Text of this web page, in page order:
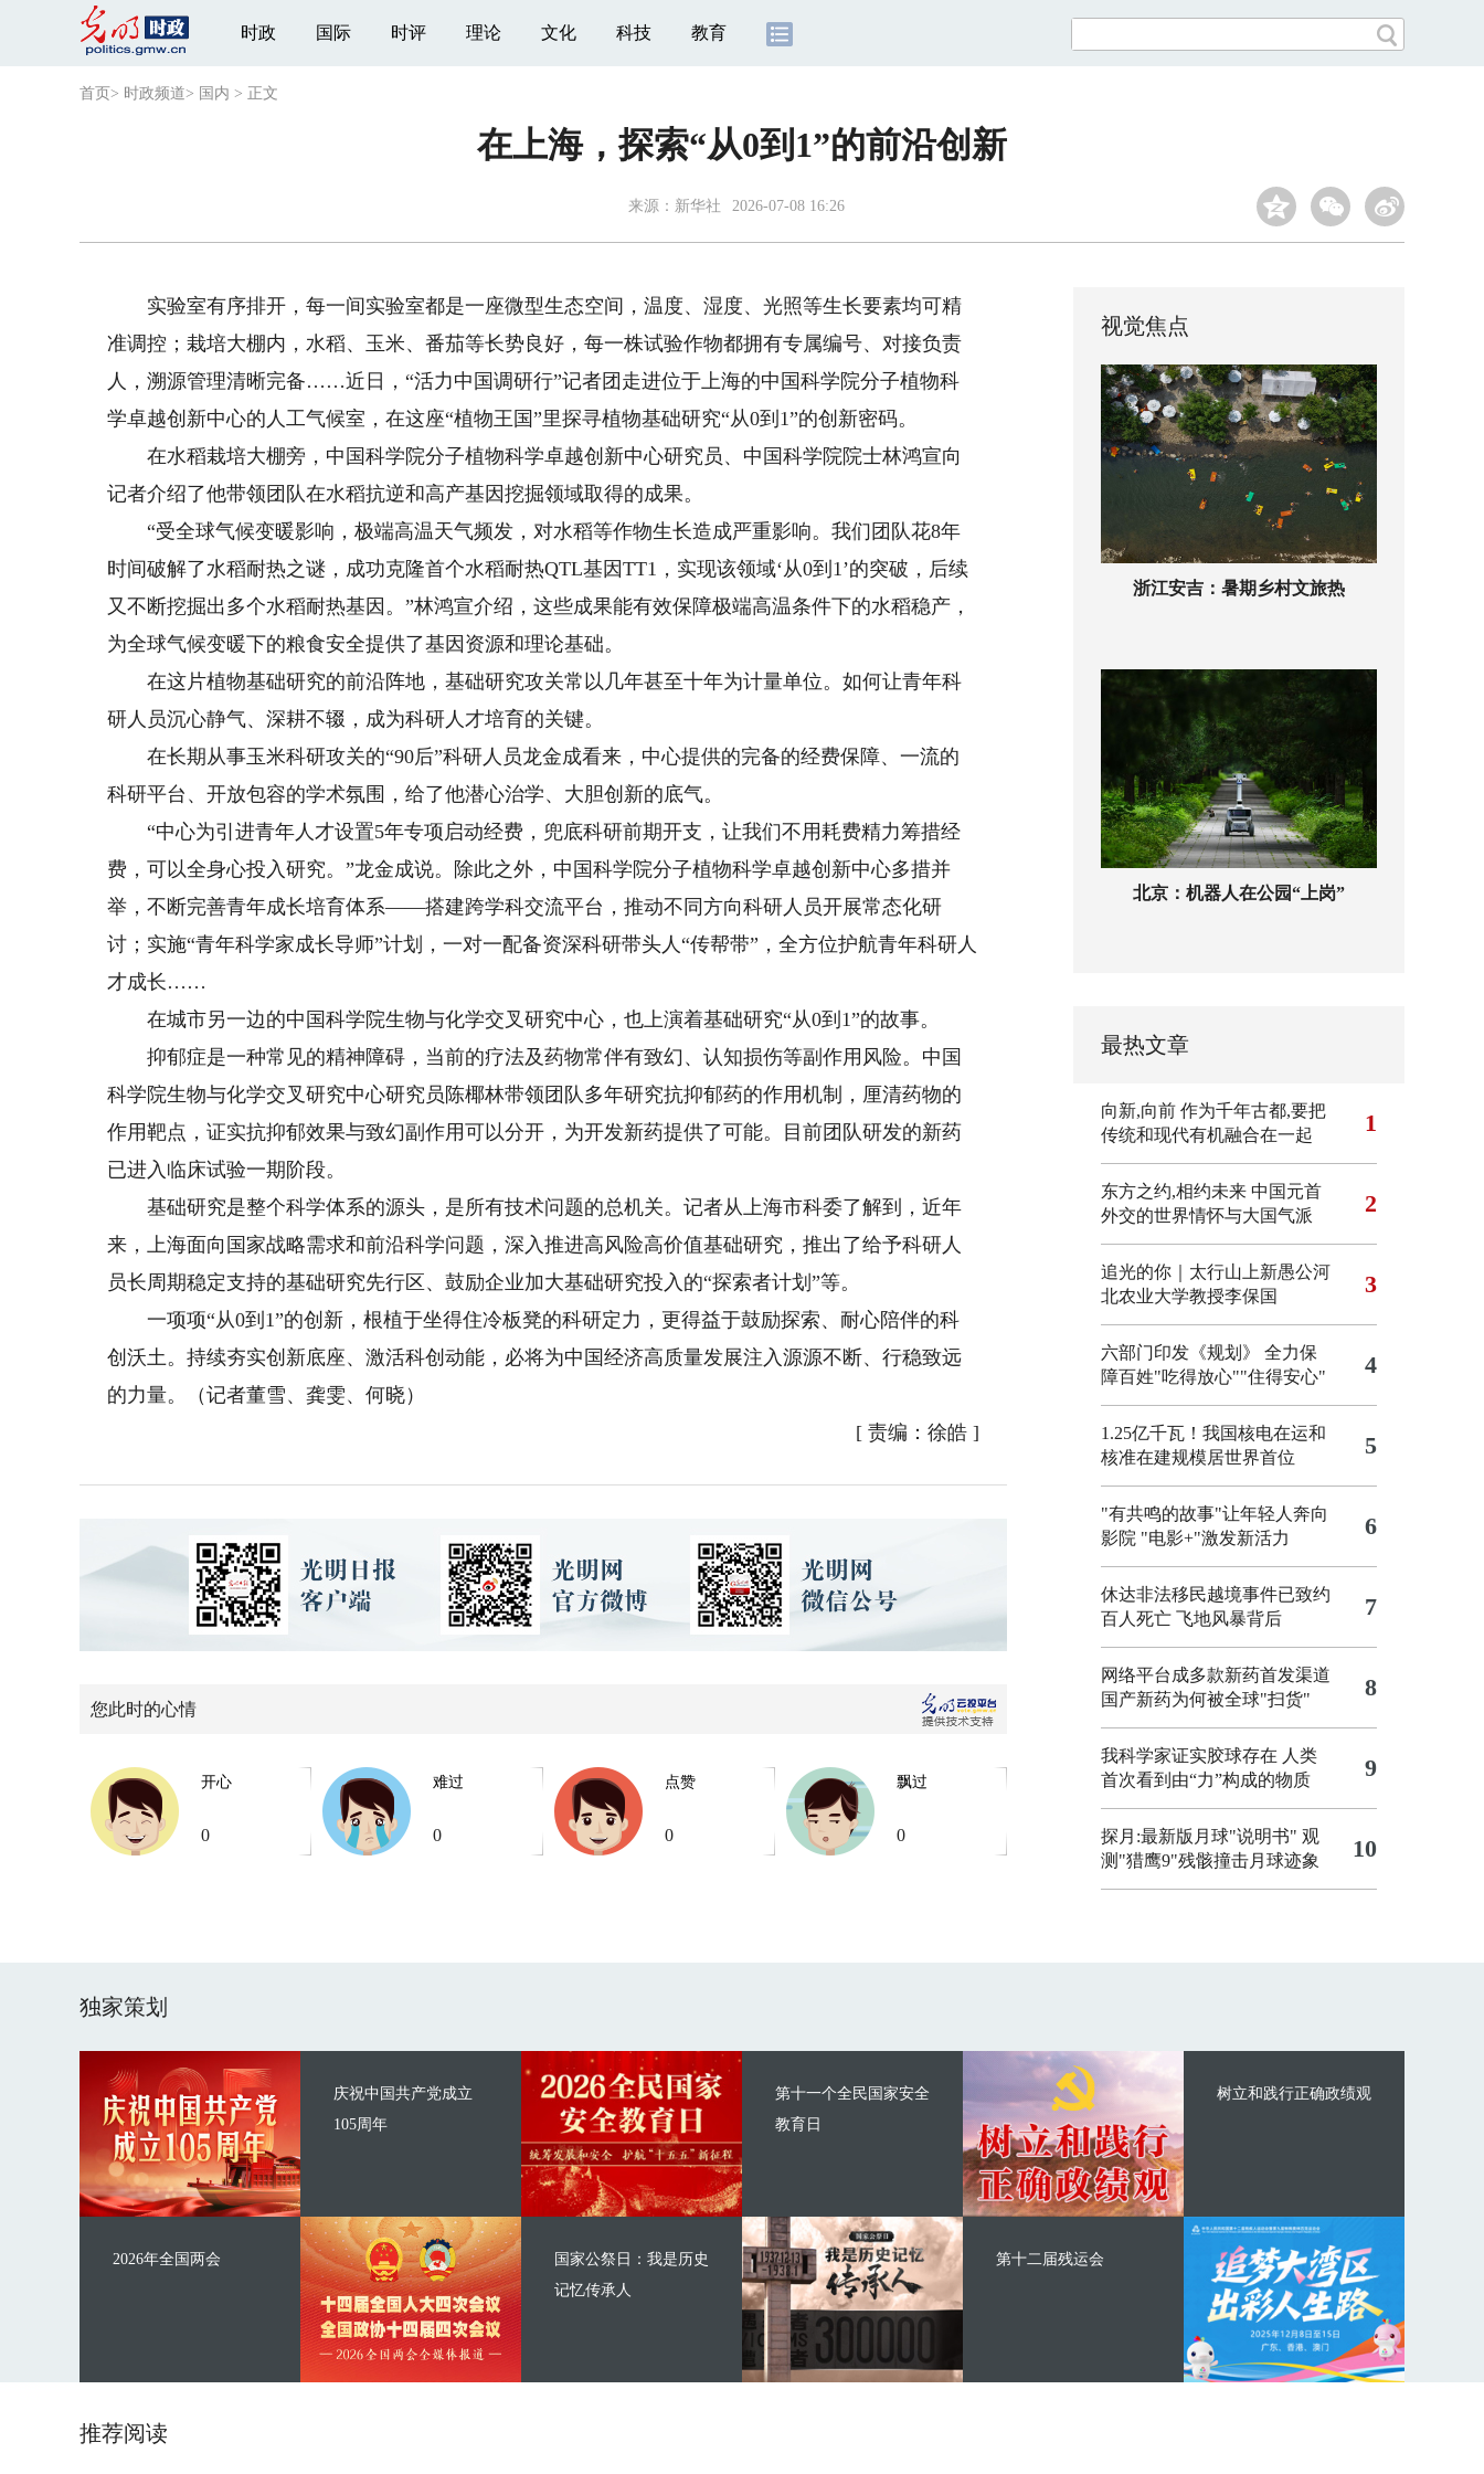
时政 国际 时评 理论 文化 科技 教育
首页 > 时政频道> 国内 > 正文
在上海，探索“从0到1”的前沿创新
来源： 新华社 2026-07-08 16:26
实验室有序排开，每一间实验室都是一座微型生态空间，温度、湿度、光照等生长要素均可精
准调控；栽培大棚内，水稻、玉米、番茄等长势良好，每一株试验作物都拥有专属编号、对接负责
人，溯源管理清晰完备……近日，“活力中国调研行”记者团走进位于上海的中国科学院分子植物科
学卓越创新中心的人工气候室，在这座“植物王国”里探寻植物基础研究“从0到1”的创新密码。
在水稻栽培大棚旁，中国科学院分子植物科学卓越创新中心研究员、中国科学院院士林鸿宣向
记者介绍了他带领团队在水稻抗逆和高产基因挖掘领域取得的成果。
“受全球气候变暖影响，极端高温天气频发，对水稻等作物生长造成严重影响。我们团队花8年
时间破解了水稻耐热之谜，成功克隆首个水稻耐热QTL基因TT1，实现该领域‘从0到1’的突破，后续
又不断挖掘出多个水稻耐热基因。”林鸿宣介绍，这些成果能有效保障极端高温条件下的水稻稳产，
为全球气候变暖下的粮食安全提供了基因资源和理论基础。
在这片植物基础研究的前沿阵地，基础研究攻关常以几年甚至十年为计量单位。如何让青年科
研人员沉心静气、深耕不辍，成为科研人才培育的关键。
在长期从事玉米科研攻关的“90后”科研人员龙金成看来，中心提供的完备的经费保障、一流的
科研平台、开放包容的学术氛围，给了他潜心治学、大胆创新的底气。
“中心为引进青年人才设置5年专项启动经费，兜底科研前期开支，让我们不用耗费精力筹措经
费，可以全身心投入研究。”龙金成说。除此之外，中国科学院分子植物科学卓越创新中心多措并
举，不断完善青年成长培育体系——搭建跨学科交流平台，推动不同方向科研人员开展常态化研
讨；实施“青年科学家成长导师”计划，一对一配备资深科研带头人“传帮带”，全方位护航青年科研人
才成长……
在城市另一边的中国科学院生物与化学交叉研究中心，也上演着基础研究“从0到1”的故事。
抑郁症是一种常见的精神障碍，当前的疗法及药物常伴有致幻、认知损伤等副作用风险。中国
科学院生物与化学交叉研究中心研究员陈椰林带领团队多年研究抗抑郁药的作用机制，厘清药物的
作用靶点，证实抗抑郁效果与致幻副作用可以分开，为开发新药提供了可能。目前团队研发的新药
已进入临床试验一期阶段。
基础研究是整个科学体系的源头，是所有技术问题的总机关。记者从上海市科委了解到，近年
来，上海面向国家战略需求和前沿科学问题，深入推进高风险高价值基础研究，推出了给予科研人
员长周期稳定支持的基础研究先行区、鼓励企业加大基础研究投入的“探索者计划”等。
一项项“从0到1”的创新，根植于坐得住冷板凳的科研定力，更得益于鼓励探索、耐心陪伴的科
创沃土。持续夯实创新底座、激活科创动能，必将为中国经济高质量发展注入源源不断、行稳致远
的力量。（记者董雪、龚雯、何晓）
[ 责编：徐皓 ]
您此时的心情
开心
0
难过
0
点赞
0
飘过
0
视觉焦点
浙江安吉：暑期乡村文旅热
北京：机器人在公园“上岗”
最热文章
向新,向前 作为千年古都,要把
传统和现代有机融合在一起
1
东方之约,相约未来 中国元首
外交的世界情怀与大国气派
2
追光的你｜太行山上新愚公河
北农业大学教授李保国
3
六部门印发《规划》 全力保
障百姓"吃得放心""住得安心"
4
1.25亿千瓦！我国核电在运和
核准在建规模居世界首位
5
"有共鸣的故事"让年轻人奔向
影院 "电影+"激发新活力 6
休达非法移民越境事件已致约
百人死亡 飞地风暴背后 7
网络平台成多款新药首发渠道
国产新药为何被全球"扫货"
8
我科学家证实胶球存在 人类
首次看到由“力”构成的物质
9
探月:最新版月球"说明书" 观
测"猎鹰9"残骸撞击月球迹象
10
独家策划
庆祝中国共产党成立
105周年
2026年全国两会
第十一个全民国家安全
教育日
国家公祭日：我是历史
记忆传承人
树立和践行正确政绩观
第十二届残运会
推荐阅读